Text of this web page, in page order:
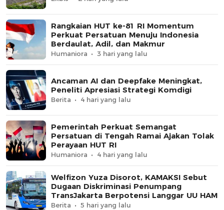
Rangkaian HUT ke-81 RI Momentum
Perkuat Persatuan Menuju Indonesia
Berdaulat, Adil, dan Makmur
Humaniora 3 hari yang lalu
Ancaman AI dan Deepfake Meningkat,
Peneliti Apresiasi Strategi Komdigi
Berita 4 hari yang lalu
Pemerintah Perkuat Semangat
Persatuan di Tengah Ramai Ajakan Tolak
Perayaan HUT RI
Humaniora 4 hari yang lalu
Welfizon Yuza Disorot, KAMAKSI Sebut
Dugaan Diskriminasi Penumpang
TransJakarta Berpotensi Langgar UU HAM
Berita 5 hari yang lalu